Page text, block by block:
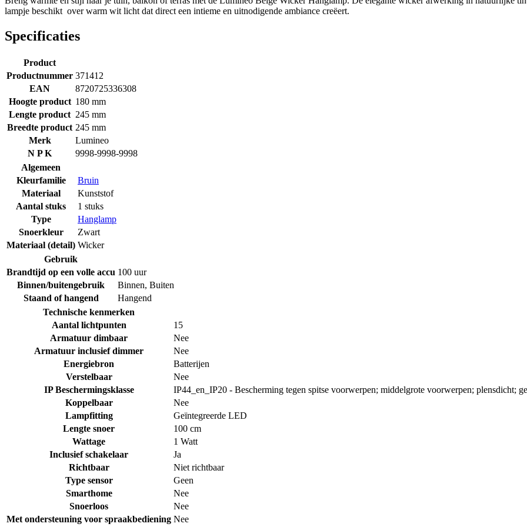
lampje beschikt over warm wit licht dat direct een intieme en uitnodigende ambiance creëert.
Specificaties
Product
Productnummer 371412
EAN
8720725336308
Hoogte product 180 mm
Lengte product 245 mm
Breedte product 245 mm
Merk
Lumineo
N P K
9998-9998-9998
Algemeen
Kleurfamilie
Bruin
Materiaal
Kunststof
Aantal stuks
1 stuks
Type
Hanglamp
Snoerkleur
Zwart
Materiaal (detail) Wicker
Gebruik
Brandtijd op een volle accu 100 uur
Binnen/buitengebruik
Binnen, Buiten
Staand of hangend
Hangend
Technische kenmerken
Aantal lichtpunten
15
Armatuur dimbaar
Nee
Armatuur inclusief dimmer
Nee
Energiebron
Batterijen
Verstelbaar
Nee
IP Beschermingsklasse
IP44_en_IP20 - Bescherming tegen spitse voorwerpen; middelgrote voorwerpen; plensdicht;
Koppelbaar
Nee
Lampfitting
Geïntegreerde LED
Lengte snoer
100 cm
Wattage
1 Watt
Inclusief schakelaar
Ja
Richtbaar
Niet richtbaar
Type sensor
Geen
Smarthome
Nee
Snoerloos
Nee
Met ondersteuning voor spraakbediening Nee